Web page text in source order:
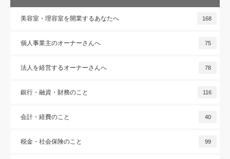
美容室・理容室を開業するあなたへ 168
個人事業主のオーナーさんへ 75
法人を経営するオーナーさんへ 78
銀行・融資・財務のこと 116
会計・経費のこと 40
税金・社会保険のこと 99